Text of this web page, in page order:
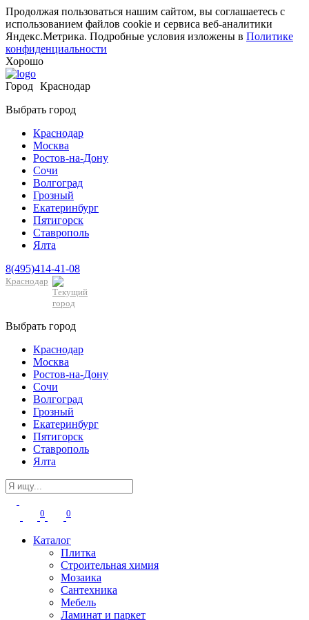
Продолжая пользоваться нашим сайтом, вы соглашаетесь с
использованием файлов cookie и сервиса веб-аналитики
Яндекс.Метрика. Подробные условия изложены в Политике
конфиденциальности
Хорошо
Город Краснодар
Выбрать город
Краснодар
Москва
Ростов-на-Дону
Сочи
Волгоград
Грозный
Екатеринбург
Пятигорск
Ставрополь
Ялта
8(495)414-41-08
Краснодар
Выбрать город
Краснодар
Москва
Ростов-на-Дону
Сочи
Волгоград
Грозный
Екатеринбург
Пятигорск
Ставрополь
Ялта
0 0
Каталог
Плитка
Строительная химия
Мозаика
Сантехника
Мебель
Ламинат и паркет